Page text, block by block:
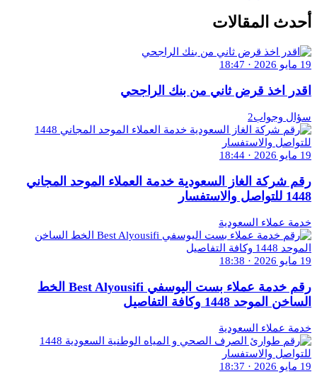
أحدث المقالات
19 مايو 2026 · 18:47
اقدر اخذ قرض ثاني من بنك الراجحي
سؤال وجواب2
19 مايو 2026 · 18:44
رقم شركة الغاز السعودية خدمة العملاء الموحد المجاني
1448 للتواصل والاستفسار
خدمة عملاء السعودية
19 مايو 2026 · 18:38
رقم خدمة عملاء بست اليوسفي Best Alyousifi الخط
الساخن الموحد 1448 وكافة التفاصيل
خدمة عملاء السعودية
19 مايو 2026 · 18:37